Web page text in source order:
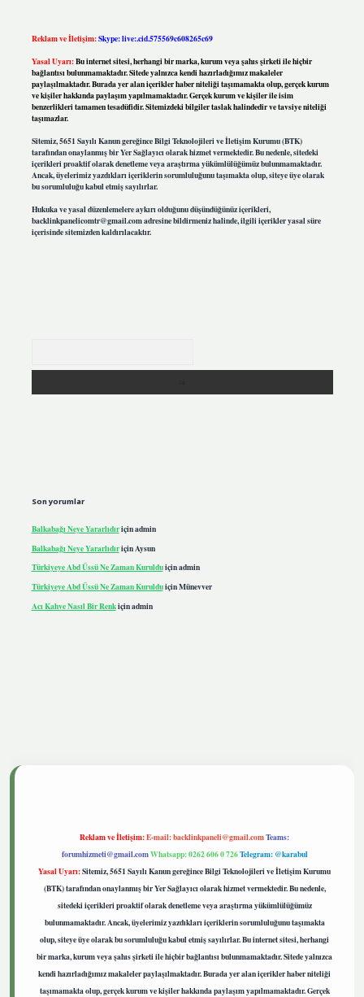
Reklam ve İletişim:Skype: live:.cid.575569c608265c69
Yasal Uyarı:Bu internet sitesi, herhangi bir marka, kurum veya şahıs şirketi ile hiçbir
bağlantısı bulunmamaktadır. Sitede yalnızca kendi hazırladığımız makaleler
paylaşılmaktadır. Burada yer alan içerikler haber niteliği taşımamakta olup, gerçek kurum
ve kişiler hakkında paylaşım yapılmamaktadır. Gerçek kurum ve kişiler ile isim
benzerlikleri tamamen tesadüfidir. Sitemizdeki bilgiler taslak halindedir ve tavsiye niteliği
taşımazlar.
Sitemiz, 5651 Sayılı Kanun gereğince Bilgi Teknolojileri ve İletişim Kurumu (BTK)
tarafından onaylanmış bir Yer Sağlayıcı olarak hizmet vermektedir. Bu nedenle, sitedeki
içerikleri proaktif olarak denetleme veya araştırma yükümlülüğümüz bulunmamaktadır.
Ancak, üyelerimiz yazdıkları içeriklerin sorumluluğunu taşımakta olup, siteye üye olarak
bu sorumluluğu kabul etmiş sayılırlar.
Hukuka ve yasal düzenlemelere aykırı olduğunu düşündüğünüz içerikleri,
backlinkpanelicomtr@gmail.comadresine bildirmeniz halinde, ilgili içerikler yasal süre
içerisinde sitemizden kaldırılacaktır.
Son yorumlar
Balkabağı Neye Yararlıdıriçinadmin
Balkabağı Neye Yararlıdıriçin Aysun
Türkiyeye Abd Üssü Ne Zaman Kurulduiçinadmin
Türkiyeye Abd Üssü Ne Zaman KurulduiçinMünevver
Acı Kahve Nasıl Bir Renkiçinadmin
Reklam ve İletişim:E-mail:backlinkpaneli@gmail.comTeams:
forumhizmeti@gmail.comWhatsapp: 0262 606 0 726Telegram: @karabul
Yasal Uyarı:Sitemiz, 5651 Sayılı Kanun gereğince Bilgi Teknolojileri ve İletişim Kurumu
(BTK) tarafından onaylanmış bir Yer Sağlayıcı olarak hizmet vermektedir. Bu nedenle,
sitedeki içerikleri proaktif olarak denetleme veya araştırma yükümlülüğümüz
bulunmamaktadır. Ancak, üyelerimiz yazdıkları içeriklerin sorumluluğunu taşımakta
olup, siteye üye olarak bu sorumluluğu kabul etmiş sayılırlar. Bu internet sitesi, herhangi
bir marka, kurum veya şahıs şirketi ile hiçbir bağlantısı bulunmamaktadır. Sitede yalnızca
kendi hazırladığımız makaleler paylaşılmaktadır. Burada yer alan içerikler haber niteliği
taşımamakta olup, gerçek kurum ve kişiler hakkında paylaşım yapılmamaktadır. Gerçek